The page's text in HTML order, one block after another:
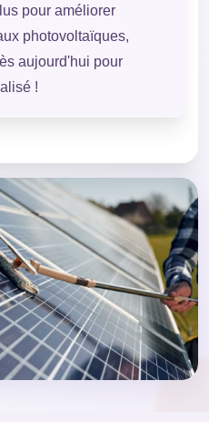
pour améliorer
photovoltaïques,
aujourd'hui pour
!